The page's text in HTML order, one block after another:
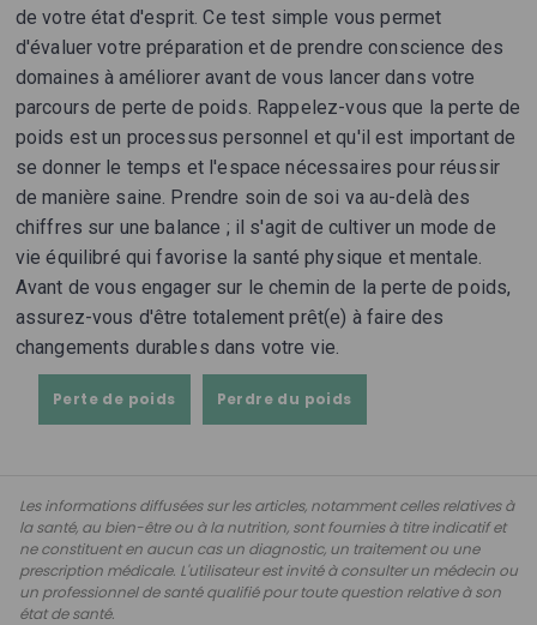
de votre état d'esprit. Ce test simple vous permet
d'évaluer votre préparation et de prendre conscience des
domaines à améliorer avant de vous lancer dans votre
parcours de perte de poids. Rappelez-vous que la perte de
poids est un processus personnel et qu'il est important de
se donner le temps et l'espace nécessaires pour réussir
de manière saine. Prendre soin de soi va au-delà des
chiffres sur une balance ; il s'agit de cultiver un mode de
vie équilibré qui favorise la santé physique et mentale.
Avant de vous engager sur le chemin de la perte de poids,
assurez-vous d'être totalement prêt(e) à faire des
changements durables dans votre vie.
Perte de poids Perdre du poids
Les informations diffusées sur les articles, notamment celles relatives à
la santé, au bien-être ou à la nutrition, sont fournies à titre indicatif et
ne constituent en aucun cas un diagnostic, un traitement ou une
prescription médicale. L'utilisateur est invité à consulter un médecin ou
un professionnel de santé qualifié pour toute question relative à son
état de santé.